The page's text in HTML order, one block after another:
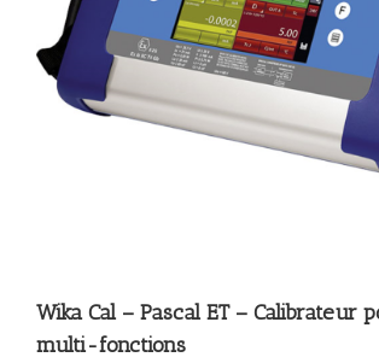
Wika Cal – Pascal ET – Calibrateur
multi-fonctions